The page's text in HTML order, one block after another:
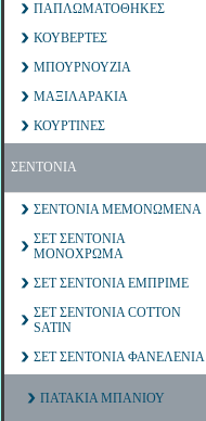
ΠΑΠΛΩΜΑΤΟΘΗΚΕΣ
ΚΟΥΒΕΡΤΕΣ
ΜΠΟΥΡΝΟΥΖΙΑ
ΜΑΞΙΛΑΡΑΚΙΑ
ΚΟΥΡΤΙΝΕΣ
ΣΕΝΤΟΝΙΑ
ΣΕΝΤΟΝΙΑ ΜΕΜΟΝΩΜΕΝΑ
ΣΕΤ ΣΕΝΤΟΝΙΑ
ΜΟΝΟΧΡΩΜΑ
ΣΕΤ ΣΕΝΤΟΝΙΑ ΕΜΠΡΙΜΕ
ΣΕΤ ΣΕΝΤΟΝΙΑ COTTON
SATIN
ΣΕΤ ΣΕΝΤΟΝΙΑ ΦΑΝΕΛΕΝΙΑ
ΠΑΤΑΚΙΑ ΜΠΑΝΙΟΥ